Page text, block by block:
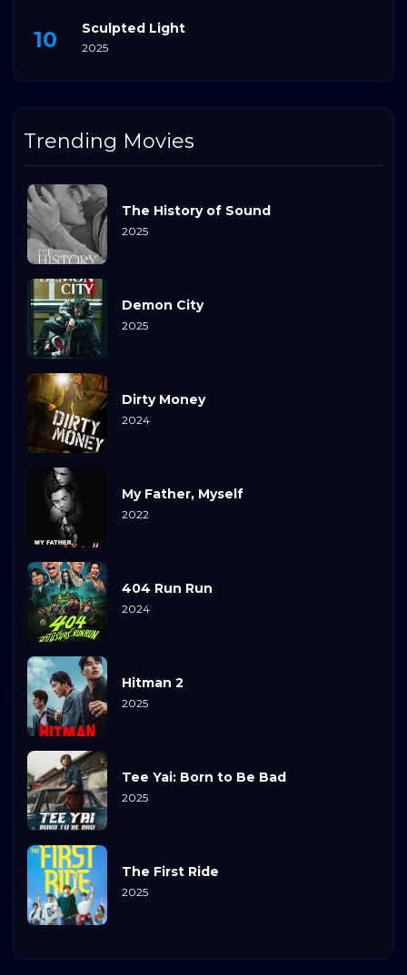
Sculpted Light
2025
Trending Movies
The History of Sound
2025
Demon City
2025
Dirty Money
2024
My Father, Myself
2022
404 Run Run
2024
Hitman 2
2025
Tee Yai: Born to Be Bad
2025
The First Ride
2025